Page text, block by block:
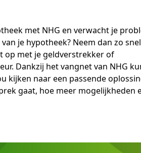
met NHG en verwacht je
je hypotheek? Neem dan zo snel
op met je geldverstrekker of
Dankzij het vangnet van NHG
kijken naar een passende
gaat, hoe meer mogelijkheden